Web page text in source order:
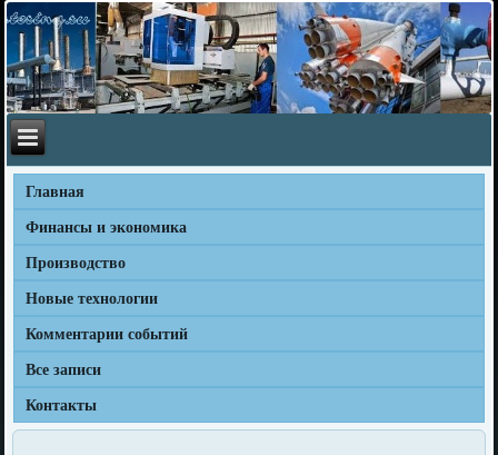
Главная
Финансы и экономика
Производство
Новые технологии
Комментарии событий
Все записи
Контакты